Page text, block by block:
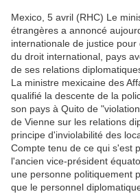
Mexico, 5 avril (RHC) Le
étrangères a annoncé
internationale de justice
du droit international, pays
de ses relations
La ministre mexicaine des
qualifié la descente de la
son pays à Quito de
de Vienne sur les relations
principe d'inviolabilité des
Compte tenu de ce qui s'est
l'ancien vice-président
une personne politiquement
que le personnel